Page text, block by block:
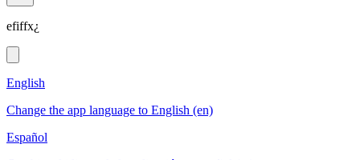
efiffx¿
English
Change the app language to English (en)
Español